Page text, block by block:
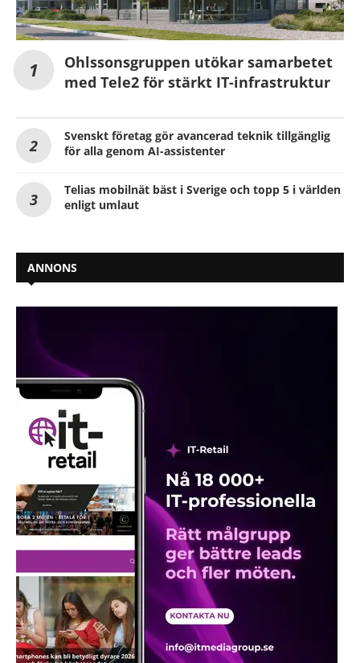
Ohlssonsgruppen utökar samarbetet
med Tele2 för stärkt IT-infrastruktur
Svenskt företag gör avancerad teknik tillgänglig
för alla genom AI-assistenter
Telias mobilnät bäst i Sverige och topp 5 i världen
enligt umlaut
ANNONS